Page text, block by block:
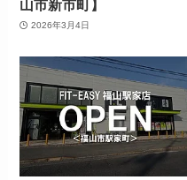
山市新市町】
2026年3月4日